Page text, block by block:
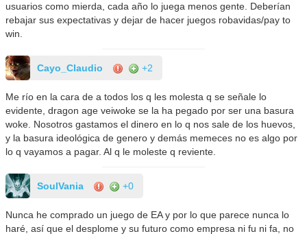
usuarios como mierda, cada año lo juega menos gente. Deberían
rebajar sus expectativas y dejar de hacer juegos robavidas/pay to
win.
Cayo_Claudio +2
Me río en la cara de a todos los q les molesta q se señale lo
evidente, dragon age veiwoke se la ha pegado por ser una basura
woke. Nosotros gastamos el dinero en lo q nos sale de los huevos,
y la basura ideológica de genero y demás memeces no es algo por
lo q vayamos a pagar. Al q le moleste q reviente.
SoulVania +0
Nunca he comprado un juego de EA y por lo que parece nunca lo
haré, así que el desplome y su futuro como empresa ni fu ni fa, no